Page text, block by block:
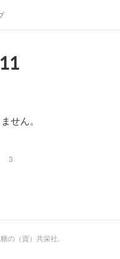
せん。
3
の（資）共栄社.